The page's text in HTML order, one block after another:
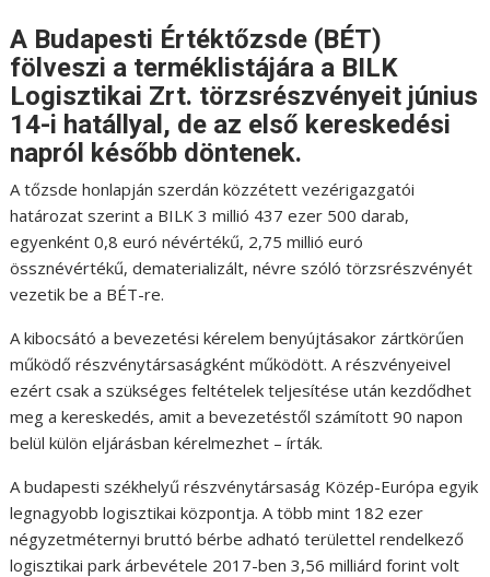
A Budapesti Értéktőzsde (BÉT)
fölveszi a terméklistájára a BILK
Logisztikai Zrt. törzsrészvényeit június
14-i hatállyal, de az első kereskedési
napról később döntenek.
A tőzsde honlapján szerdán közzétett vezérigazgatói
határozat szerint a BILK 3 millió 437 ezer 500 darab,
egyenként 0,8 euró névértékű, 2,75 millió euró
össznévértékű, dematerializált, névre szóló törzsrészvényét
vezetik be a BÉT-re.
A kibocsátó a bevezetési kérelem benyújtásakor zártkörűen
működő részvénytársaságként működött. A részvényeivel
ezért csak a szükséges feltételek teljesítése után kezdődhet
meg a kereskedés, amit a bevezetéstől számított 90 napon
belül külön eljárásban kérelmezhet – írták.
A budapesti székhelyű részvénytársaság Közép-Európa egyik
legnagyobb logisztikai központja. A több mint 182 ezer
négyzetméternyi bruttó bérbe adható területtel rendelkező
logisztikai park árbevétele 2017-ben 3,56 milliárd forint volt